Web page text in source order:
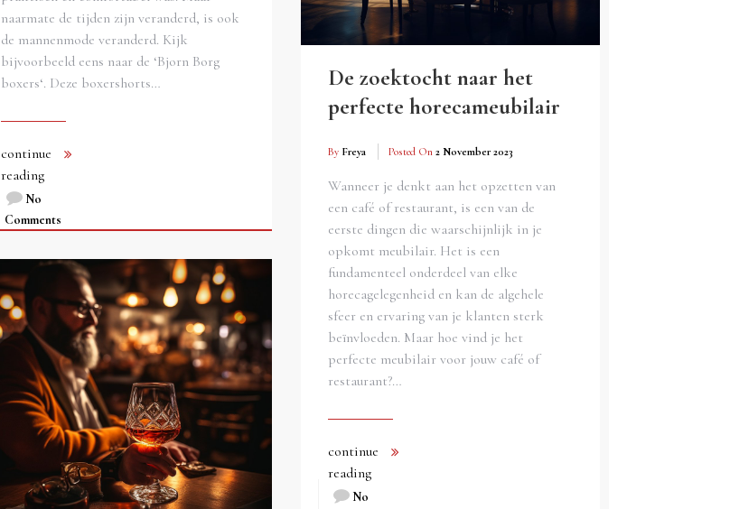
naarmate de tijden zijn veranderd, is ook
de mannenmode veranderd. Kijk
bijvoorbeeld eens naar de ‘Bjorn Borg
boxers‘. Deze boxershorts…
continue
reading
No
Comments
De zoektocht naar het
perfecte horecameubilair
By Freya Posted On 2 November 2023
Wanneer je denkt aan het opzetten van
een café of restaurant, is een van de
eerste dingen die waarschijnlijk in je
opkomt meubilair. Het is een
fundamenteel onderdeel van elke
horecagelegenheid en kan de algehele
sfeer en ervaring van je klanten sterk
beïnvloeden. Maar hoe vind je het
perfecte meubilair voor jouw café of
restaurant?…
continue
reading
No